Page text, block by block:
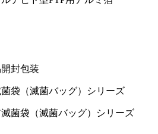
袋（滅菌バッグ）シリーズ